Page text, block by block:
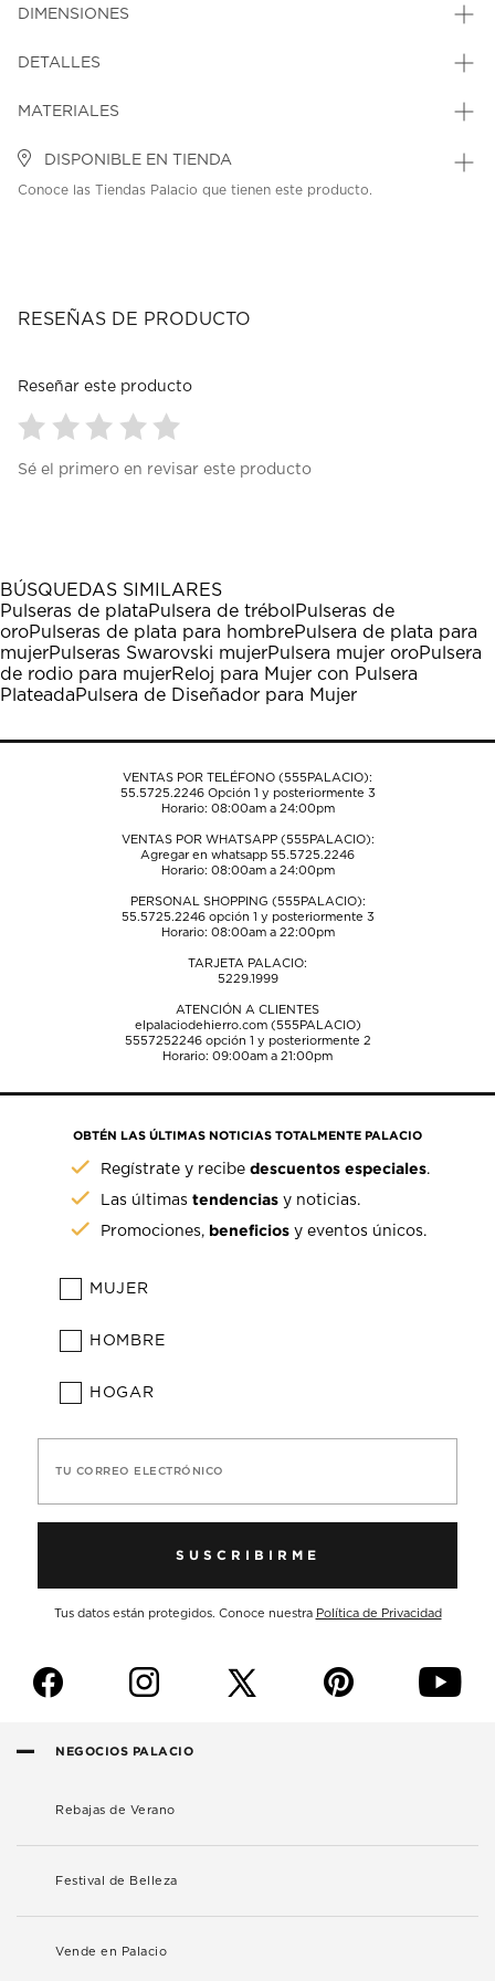
DIMENSIONES
DETALLES
MATERIALES
DISPONIBLE EN TIENDA
Conoce las Tiendas Palacio que tienen este producto.
RESEÑAS DE PRODUCTO
Reseñar este producto
para
1
estrella
Esta
acción
abrirá
el
formulario
envío.
para
estrellas.
Esta
acción
abrirá
el
formulario
envío.
para
estrellas.
Esta
acción
abrirá
el
formulario
envío.
para
estrellas.
Esta
acción
abrirá
el
formulario
envío.
para
estrellas.
Esta
acción
abrirá
el
formulario
envío.
Sé el primero en revisar este producto
BÚSQUEDAS SIMILARES
Pulseras de plataPulsera de trébol Pulseras de
oroPulseras de plata para hombrePulsera de plata para
mujerPulseras Swarovski mujerPulsera mujer oroPulsera
de rodio para mujerReloj para Mujer con Pulsera
PlateadaPulsera de Diseñador para Mujer
VENTAS POR TELÉFONO (555PALACIO):
55.5725.2246Opción 1 y posteriormente 3
Horario: 08:00am a 24:00pm
VENTAS POR WHATSAPP (555PALACIO):
Agregar en whatsapp 55.5725.2246
Horario: 08:00am a 24:00pm
PERSONAL SHOPPING (555PALACIO):
55.5725.2246opción 1 y posteriormente 3
Horario: 08:00am a 22:00pm
TARJETA PALACIO:
5229.1999
ATENCIÓN A CLIENTES
elpalaciodehierro.com (555PALACIO)
5557252246opción 1 y posteriormente 2
Horario: 09:00am a 21:00pm
OBTÉN LAS ÚLTIMAS NOTICIAS TOTALMENTE PALACIO
Regístrate y recibedescuentos especiales.
Las últimastendencias y noticias.
Promociones, beneficios y eventos únicos.
MUJER
HOMBRE
HOGAR
TU CORREO ELECTRÓNICO
SUSCRIBIRME
Tus datos están protegidos. Conoce nuestra Política de Privacidad
f i p y
NEGOCIOS PALACIO
Rebajas de Verano
Festival de Belleza
Vende en Palacio